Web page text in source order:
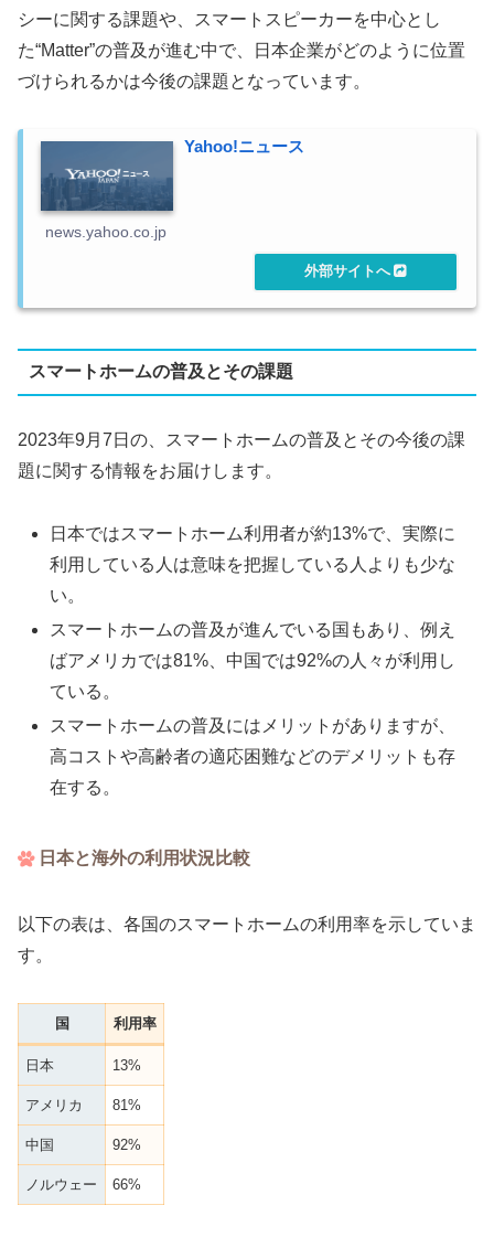
シーに関する課題や、スマートスピーカーを中心とし
た“Matter”の普及が進む中で、日本企業がどのように位置
づけられるかは今後の課題となっています。
Yahoo!ニュース
news.yahoo.co.jp
スマートホームの普及とその課題
2023年9月7日の、スマートホームの普及とその今後の課
題に関する情報をお届けします。
日本ではスマートホーム利用者が約13%で、実際に
利用している人は意味を把握している人よりも少な
い。
スマートホームの普及が進んでいる国もあり、例え
ばアメリカでは81%、中国では92%の人々が利用し
ている。
スマートホームの普及にはメリットがありますが、
高コストや高齢者の適応困難などのデメリットも存
在する。
日本と海外の利用状況比較
以下の表は、各国のスマートホームの利用率を示していま
す。
国 利用率
日本 13%
アメリカ 81%
中国 92%
ノルウェー 66%